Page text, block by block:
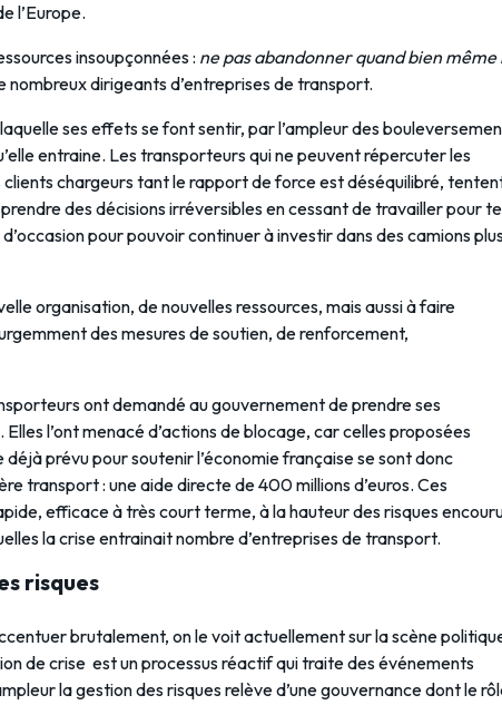
l’Europe.
insoupçonnées : ne pas abandonner quand bien même
nombreux dirigeants d’entreprises de transport.
ses effets se font sentir, par l’ampleur des
entraine. Les transporteurs qui ne peuvent répercuter les
chargeurs tant le rapport de force est déséquilibré,
des décisions irréversibles en cessant de travailler pour
pour pouvoir continuer à investir dans des camions
organisation, de nouvelles ressources, mais aussi à faire
des mesures de soutien, de renforcement,
ont demandé au gouvernement de prendre ses
l’ont menacé d’actions de blocage, car celles proposées
prévu pour soutenir l’économie française se sont donc
transport : une aide directe de 400 millions d’euros. Ces
efficace à très court terme, à la hauteur des risques
la crise entrainait nombre d’entreprises de transport.
risques
brutalement, on le voit actuellement sur la scène
de crise est un processus réactif qui traite des événements
la gestion des risques relève d’une gouvernance dont le